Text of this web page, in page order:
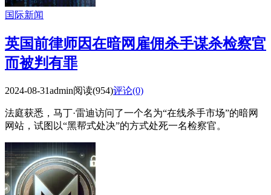
国际新闻
英国前律师因在暗网雇佣杀手谋杀检察官
而被判有罪
2024-08-31admin阅读(954)评论(0)
法庭获悉，马丁·雷迪访问了一个名为“在线杀手市场”的暗网
网站，试图以“黑帮式处决”的方式处死一名检察官。